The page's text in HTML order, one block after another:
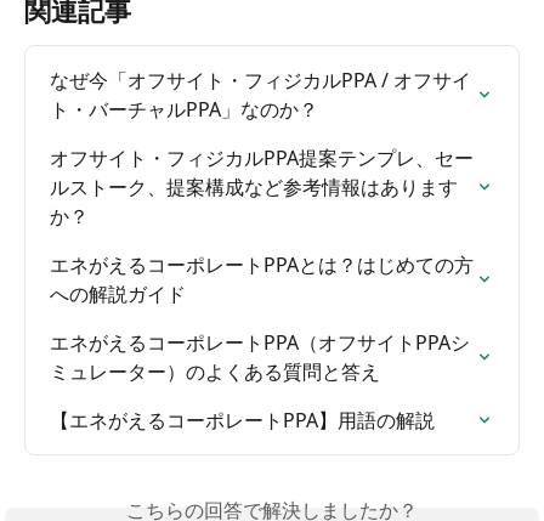
関連記事
なぜ今「オフサイト・フィジカルPPA / オフサイ
ト・バーチャルPPA」なのか？
オフサイト・フィジカルPPA提案テンプレ、セー
ルストーク、提案構成など参考情報はあります
か？
エネがえるコーポレートPPAとは？はじめての方
への解説ガイド
エネがえるコーポレートPPA（オフサイトPPAシ
ミュレーター）のよくある質問と答え
【エネがえるコーポレートPPA】用語の解説
こちらの回答で解決しましたか？